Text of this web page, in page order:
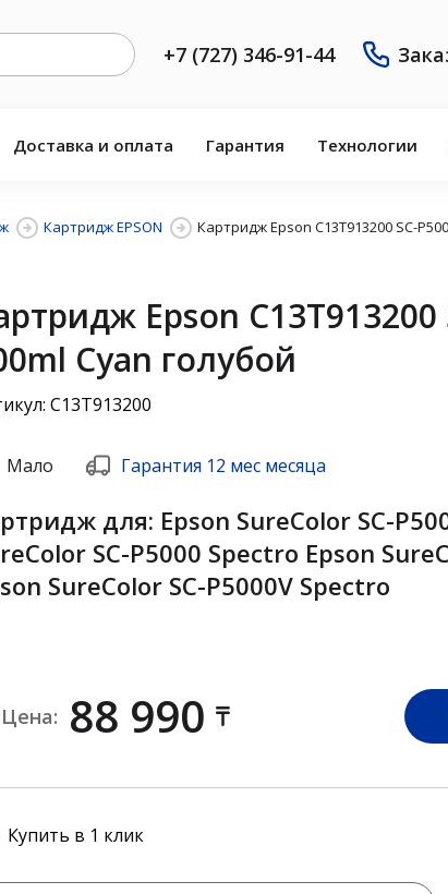
+7 (727) 346-91-44
Доставка и оплата Гарантия Технологии
Картридж EPSON Картридж Epson C13T913200 SC-
Epson C13T913200
Cyan голубой
C13T913200
Мало Гарантия 12 мес месяца
для: Epson SureColor SC-
SC-P5000 Spectro Epson
SureColor SC-P5000V Spectro
Цена: 88 990
Купить в 1 клик